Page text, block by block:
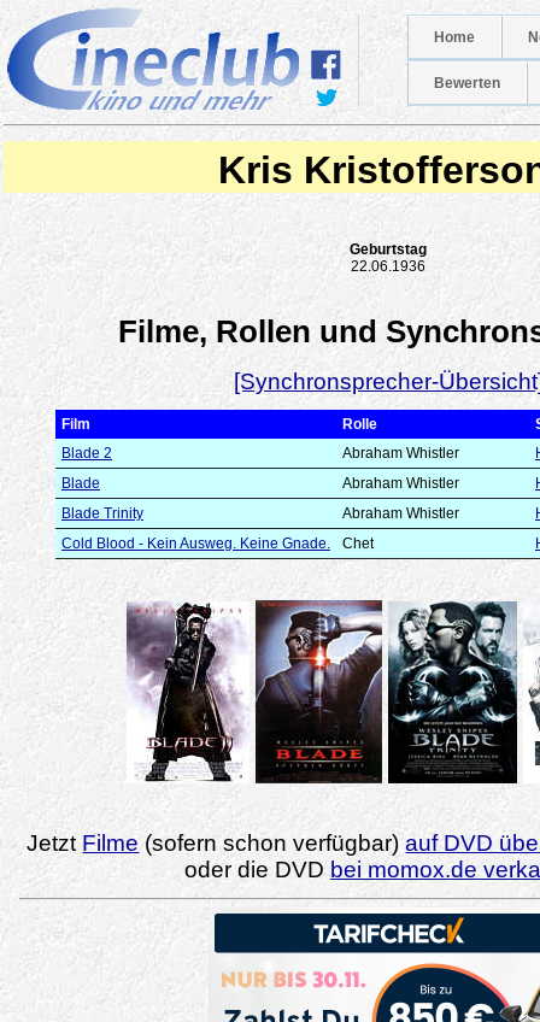
Home
Bewerten
Kris
Geburtstag
22.06.1936
Filme, Rollen und
[Synchronsprecher-
Film Rolle
Blade 2
Abraham Whistler
Blade
Abraham Whistler
Blade Trinity
Abraham Whistler
Cold Blood - Kein Ausweg. Keine Gnade.
Chet
Jetzt Filme (sofern schon verfügbar)auf DVD
oder die DVD bei momox.de